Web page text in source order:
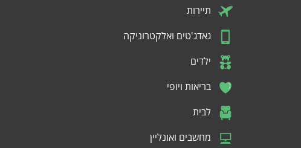
תיירות
גאדג'טים ואלקטרוניקה
ילדים
בריאות ויופי
לבית
מחשבים ואונליין